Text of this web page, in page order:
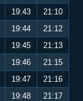
19:43
21:10
19:44
21:12
19:45
21:13
19:46
21:15
19:47
21:16
19:48
21:17